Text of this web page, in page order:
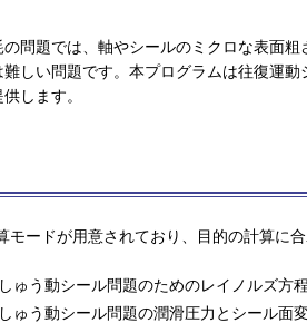
問題では、軸やシールのミクロな表面
しい問題です。本プログラムは往復運
します。
モードが用意されており、目的の計算に
ゅう動シール問題のためのレイノルズ方
ゅう動シール問題の潤滑圧力とシール面